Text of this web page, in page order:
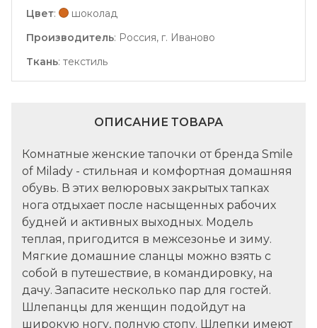
Цвет:
шоколад
Производитель: Россия, г. Иваново
Ткань: текстиль
ОПИСАНИЕ ТОВАРА
Комнатные женские тапочки от бренда Smile
of Milady - стильная и комфортная домашняя
обувь. В этих велюровых закрытых тапках
нога отдыхает после насыщенных рабочих
будней и активных выходных. Модель
теплая, пригодится в межсезонье и зиму.
Мягкие домашние сланцы можно взять с
собой в путешествие, в командировку, на
дачу. Запасите несколько пар для гостей.
Шлепанцы для женщин подойдут на
широкую ногу, полную стопу. Шлепки имеют